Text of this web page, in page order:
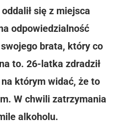
się z miejsca
odpowiedzialność
brata, który co
to. 26-latka zdradził
którym widać, że to
W chwili zatrzymania
alkoholu.